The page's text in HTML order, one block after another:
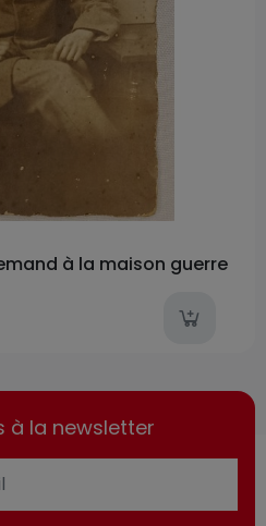
à la maison guerre
à la newsletter